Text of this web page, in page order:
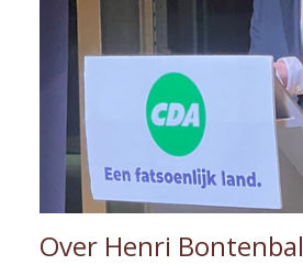
Over Henri Bontenbal